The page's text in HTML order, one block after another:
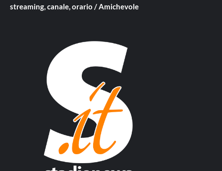
streaming, canale, orario / Amichevole